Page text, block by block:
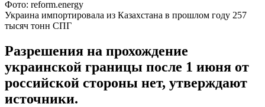
Фото: reform.energy
Украина импортировала из Казахстана в прошлом году 257
тысяч тонн СПГ
Разрешения на прохождение
украинской границы после 1 июня от
российской стороны нет, утверждают
источники.